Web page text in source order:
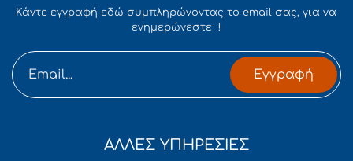
Κάντε εγγραφή εδώ συμπληρώνοντας το email σας, για να
ενημερώνεστε !
Εγγραφή
ΑΛΛΕΣ ΥΠΗΡΕΣΙΕΣ